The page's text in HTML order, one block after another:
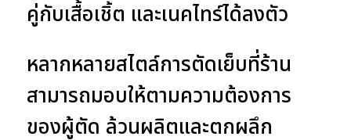
คู่กับเสื้อเชิ้ต และเนคไทร์ได้ลงตัว
หลากหลายสไตล์การตัดเย็บที่ร้าน
สามารถมอบให้ตามความต้องการ
ของผู้ตัด ล้วนผลิตและตกผลึก